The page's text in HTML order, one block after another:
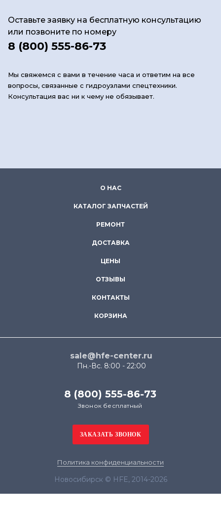
Оставьте заявку на бесплатную консультацию
или позвоните по номеру
8 (800) 555-86-73
Мы свяжемся с вами в течение часа и ответим на все
вопросы, связанные с гидроузлами спецтехники.
Консультация вас ни к чему не обязывает.
О НАС
КАТАЛОГ ЗАПЧАСТЕЙ
РЕМОНТ
ДОСТАВКА
ЦЕНЫ
ОТЗЫВЫ
КОНТАКТЫ
КОРЗИНА
sale@hfe-center.ru
Пн.-Вс. 8:00 - 22:00
8 (800) 555-86-73
Звонок бесплатный
Политика конфиденциальности
Новосибирск © HFE, 2014-2026